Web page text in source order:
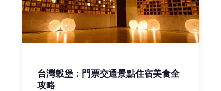
台灣穀堡：門票交通景點住宿美食全
攻略